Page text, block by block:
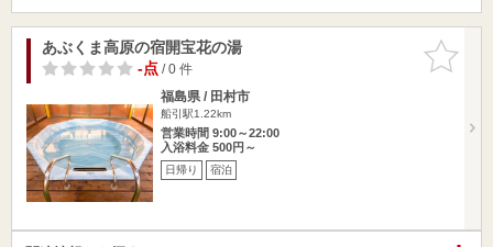
お気に入
りに追加
あぶくま高原の宿開宝花の湯
-点/ 0 件
福島県 / 田村市
船引駅1.22km
営業時間 9:00～22:00
入浴料金 500円～
日帰り 宿泊